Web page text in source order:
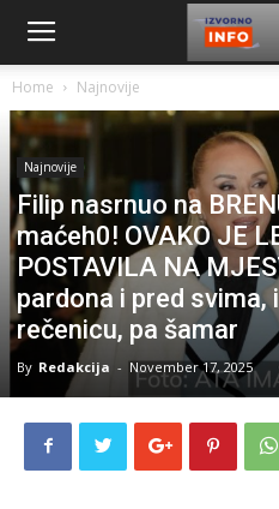
Home Najnovije
Najnovije
Filip nasrnuo na
maćeh0! OVAKO JE
POSTAVILA NA
pardona i pred svima,
rečenicu, pa šamar
By Redakcija - November 17, 2025